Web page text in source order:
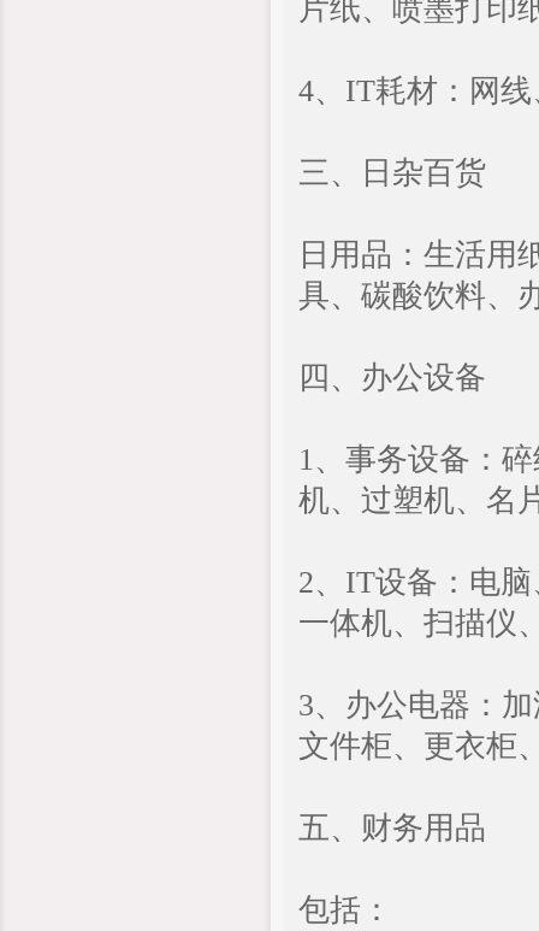
片纸、喷墨打印
4、IT耗材：网
三、日杂百货
日用品：生活用
具、碳酸饮料、
四、办公设备
1、事务设备：
机、过塑机、名
2、IT设备：电
一体机、扫描仪
3、办公电器：
文件柜、更衣柜
五、财务用品
包括：